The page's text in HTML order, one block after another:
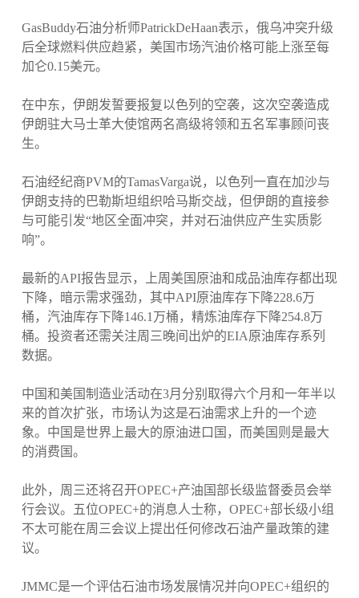
GasBuddy石油分析师PatrickDeHaan表示，俄乌冲突升级
后全球燃料供应趋紧，美国市场汽油价格可能上涨至每
加仑0.15美元。
在中东，伊朗发誓要报复以色列的空袭，这次空袭造成
伊朗驻大马士革大使馆两名高级将领和五名军事顾问丧
生。
石油经纪商PVM的TamasVarga说，以色列一直在加沙与
伊朗支持的巴勒斯坦组织哈马斯交战，但伊朗的直接参
与可能引发“地区全面冲突，并对石油供应产生实质影
响”。
最新的API报告显示，上周美国原油和成品油库存都出现
下降，暗示需求强劲，其中API原油库存下降228.6万
桶，汽油库存下降146.1万桶，精炼油库存下降254.8万
桶。投资者还需关注周三晚间出炉的EIA原油库存系列
数据。
中国和美国制造业活动在3月分别取得六个月和一年半以
来的首次扩张，市场认为这是石油需求上升的一个迹
象。中国是世界上最大的原油进口国，而美国则是最大
的消费国。
此外，周三还将召开OPEC+产油国部长级监督委员会举
行会议。五位OPEC+的消息人士称，OPEC+部长级小组
不太可能在周三会议上提出任何修改石油产量政策的建
议。
JMMC是一个评估石油市场发展情况并向OPEC+组织的